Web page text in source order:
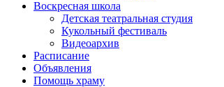
Воскресная школа
Детская театральная студия
Кукольный фестиваль
Видеоархив
Расписание
Объявления
Помощь храму